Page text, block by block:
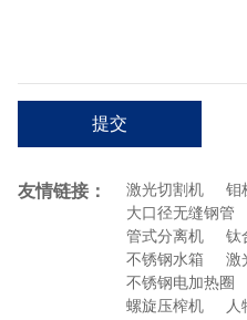
提交
友情链接： 激光切割机 钼
大口径无缝钢管
管式分离机
钛
不锈钢水箱
激
不锈钢电加热圈
螺旋压榨机
人